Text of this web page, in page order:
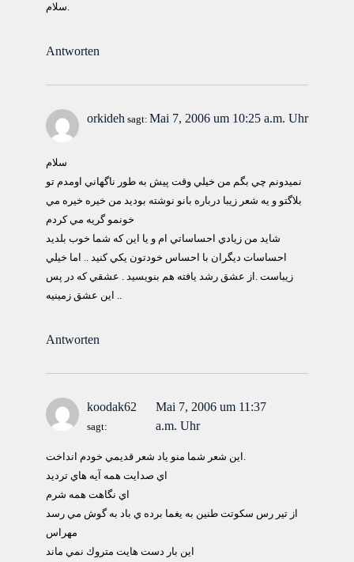
Antworten
orkideh sagt: Mai 7, 2006 um 10:25 a.m. Uhr
سلام
نميدونم چي بگم من خيلي وقت پيش به طور ناگهاني اومدم تو
بلاگتو و يه شعر زيبا درباره بانو نوشته بوديد من خيره خيره مي
خونمو گريه مي كردم
شايد من زيادي احساساتي ام و يا اين كه شما خوب بلديد
احساسات ديگران با احساس خودتون يكي كنيد .. اما خيلي
زيباست .از عشق رشد يافته هم بنويسيد . عشقي كه در پس
اين عشق زمينيه ..
Antworten
koodak62
sagt:
Mai 7, 2006 um 11:37
a.m. Uhr
اين شعر شما منو ياد شعر قديمي خودم انداخت.
اي صدايت همه آيه هاي ترديد
اي نگاهت همه شرم
از تير رس سكوتت طنين به يغما برده ي باد به گوش مي رسد
مهراس
اين بار دست هايت متروك نمي ماند